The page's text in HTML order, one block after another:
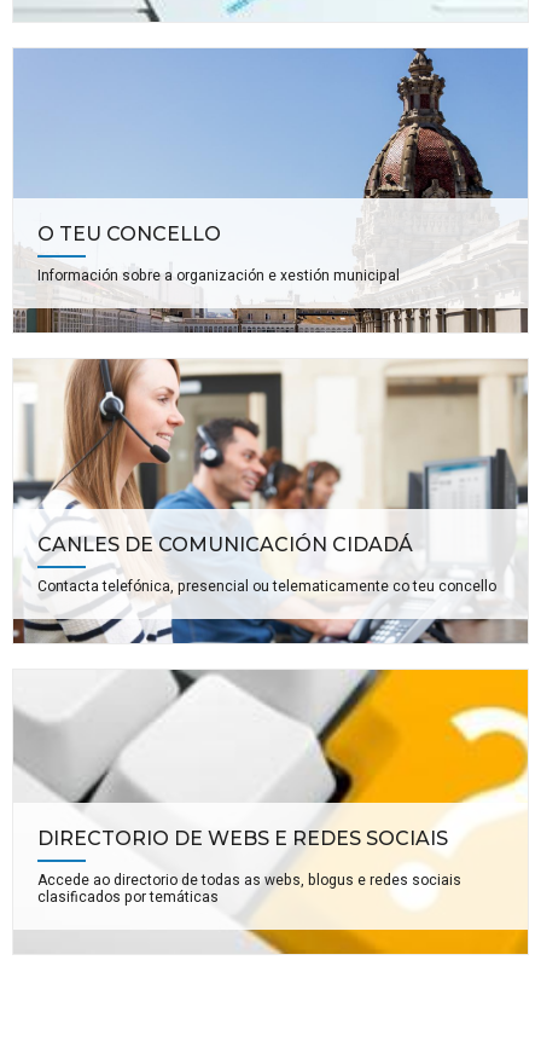
O TEU CONCELLO
Información sobre a organización e xestión municipal
CANLES DE COMUNICACIÓN CIDADÁ
Contacta telefónica, presencial ou telematicamente co teu concello
DIRECTORIO DE WEBS E REDES SOCIAIS
Accede ao directorio de todas as webs, blogus e redes sociais
clasificados por temáticas